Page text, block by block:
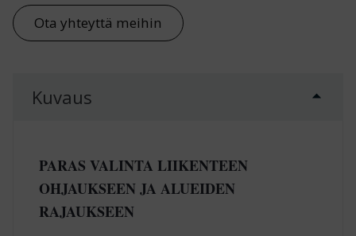
Ota yhteyttä meihin
Kuvaus
PARAS VALINTA LIIKENTEEN
OHJAUKSEEN JA ALUEIDEN
RAJAUKSEEN